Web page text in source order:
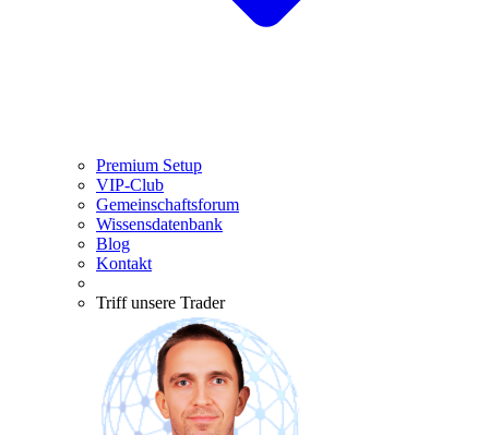
Premium Setup
VIP-Club
Gemeinschaftsforum
Wissensdatenbank
Blog
Kontakt
Triff unsere Trader